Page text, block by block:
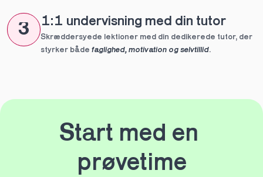
3 1:1 undervisning med din tutor
Skræddersyede lektioner med din dedikerede tutor, der
styrker både faglighed, motivation og selvtillid.
Start med en
prøvetime